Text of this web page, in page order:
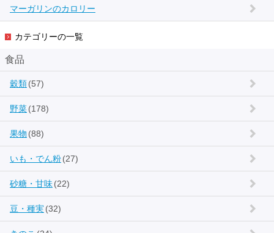
マーガリンのカロリー
カテゴリーの一覧
食品
穀類(57)
野菜(178)
果物 (88)
いも・でん粉(27)
砂糖・甘味(22)
豆・種実(32)